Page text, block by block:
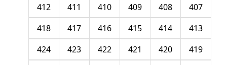
407
408
409
410
411
412
413
414
415
416
417
418
419
420
421
422
423
424